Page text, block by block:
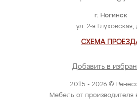
2015 - 2026 ©
Мебель от производителя
г. Ногинск
ул. 2-я Глуховская,
СХЕМА
Добавить в